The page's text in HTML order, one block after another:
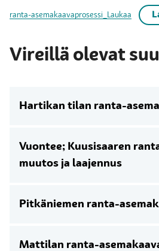
ranta-asemakaavaprosessi_Laukaa
Vireillä olevat
Hartikan tilan ranta-
Vuontee; Kuusisaaren
muutos ja laajennus
Pitkäniemen ranta-
Mattilan ranta-